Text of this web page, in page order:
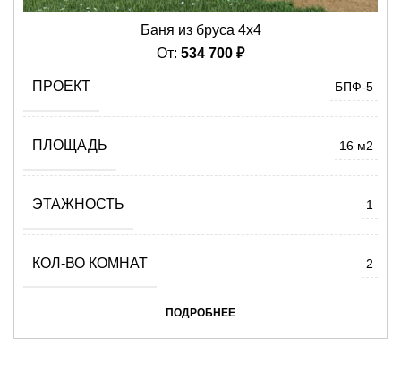
Баня из бруса 4х4
От: 534 700 ₽
ПРОЕКТ БПФ-5
ПЛОЩАДЬ 16 м2
ЭТАЖНОСТЬ 1
КОЛ-ВО КОМНАТ 2
ПОДРОБНЕЕ